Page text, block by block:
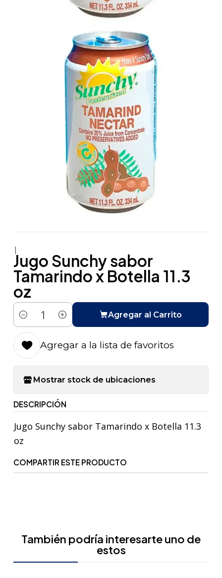
|
Jugo Sunchy sabor
Tamarindo x Botella 11.3
oz
Cantidad
Agregar al Carrito
Agregar a la lista de favoritos
Mostrar stock de ubicaciones
DESCRIPCIÓN
Jugo Sunchy sabor Tamarindo x Botella 11.3
oz
COMPARTIR ESTE PRODUCTO
También podría interesarte uno de
estos